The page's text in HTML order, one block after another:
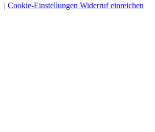
| Cookie-Einstellungen Widerruf einreichen